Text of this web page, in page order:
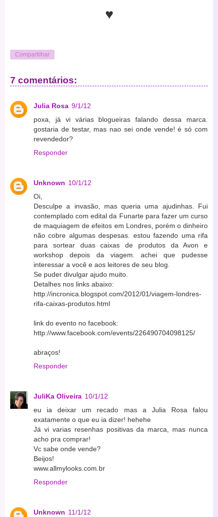
♥
Compartilhar
7 comentários:
Julia Rosa 9/1/12
poxa, já vi várias blogueiras falando dessa marca.
gostaria de testar, mas nao sei onde vende! é só com
revendedor?
Responder
Unknown 10/1/12
Oi,
Desculpe a invasão, mas queria uma ajudinhas. Fui
contemplado com edital da Funarte para fazer um curso
de maquiagem de efeitos em Londres, porém o dinheiro
não cobre algumas despesas. estou fazendo uma rifa
para sortear duas caixas de produtos da Avon e
workshop depois da viagem. achei que pudesse
interessar a você e aos leitores de seu blog.
Se puder divulgar ajudo muito.
Detalhes nos links abaixo:
http://incronica.blogspot.com/2012/01/viagem-londres-
rifa-caixas-produtos.html
link do evento no facebook:
http://www.facebook.com/events/226490704098125/
abraços!
Responder
JuliKa Oliveira 10/1/12
eu ia deixar um recado mas a Julia Rosa falou
exatamente o que eu ia dizer! hehehe
Já vi varias resenhas positivas da marca, mas nunca
acho pra comprar!
Vc sabe onde vende?
Beijos!
www.allmylooks.com.br
Responder
Unknown 11/1/12